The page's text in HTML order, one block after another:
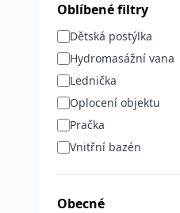
Oblíbené filtry
Dětská postýlka
Hydromasážní vana
Lednička
Oplocení objektu
Pračka
Vnitřní bazén
Obecné